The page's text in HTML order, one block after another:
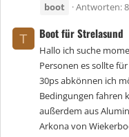
boot
Antworten: 8
T Boot für Strelasund
Hallo ich suche
Personen es sollte
30ps abkönnen ich
Bedingungen fahren
außerdem aus
Arkona von